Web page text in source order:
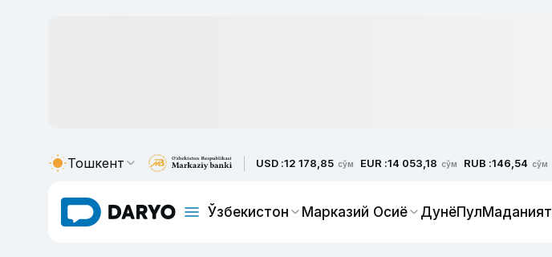
Тошкент USD :12 178,85 сўм EUR :14 053,18 сўм RUB :146,54 сўм
Ўзбекистон Марказий Осиё ДунёПулМаданият